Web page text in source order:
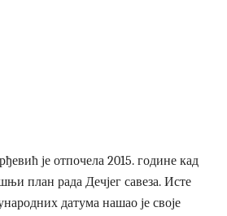
је отпочела 2015. године кад
план рада Дечјег савеза. Исте
датума нашао је своје